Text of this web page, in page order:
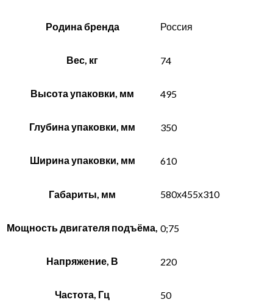
Родина бренда Россия
Вес, кг 74
Высота упаковки, мм 495
Глубина упаковки, мм 350
Ширина упаковки, мм 610
Габариты, мм 580х455х310
Мощность двигателя подъёма, 0;75
Напряжение, В 220
Частота, Гц 50